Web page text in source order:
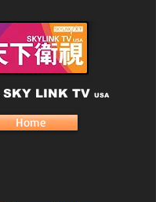
SKY LINK TV USA
Home